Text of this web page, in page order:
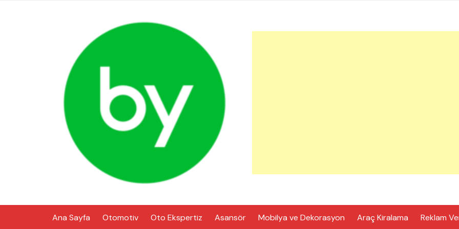
Ana Sayfa Otomotiv Oto Ekspertiz Asansör Mobilya ve Dekorasyon Araç Kiralama Reklam